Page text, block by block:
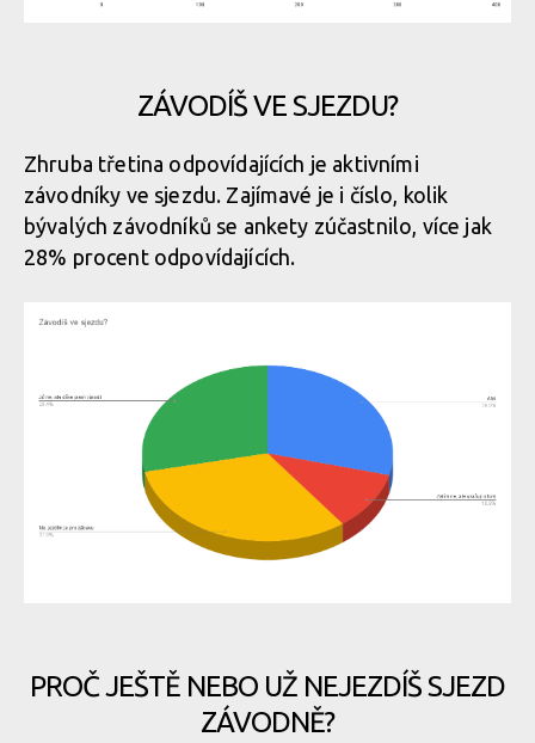
ZÁVODÍŠ VE SJEZDU?
Zhruba třetina odpovídajících je aktivními
závodníky ve sjezdu. Zajímavé je i číslo, kolik
bývalých závodníků se ankety zúčastnilo, více jak
28% procent odpovídajících.
PROČ JEŠTĚ NEBO UŽ NEJEZDÍŠ SJEZD
ZÁVODNĚ?